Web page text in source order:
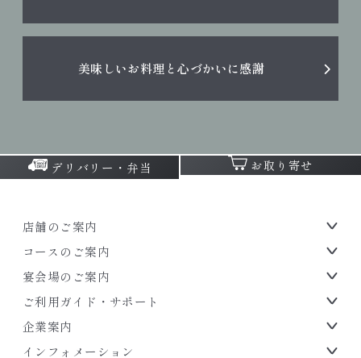
美味しいお料理と心づかいに感謝
デリバリー・弁当 お取り寄せ
店舗のご案内
コースのご案内
宴会場のご案内
ご利用ガイド・サポート
企業案内
インフォメーション